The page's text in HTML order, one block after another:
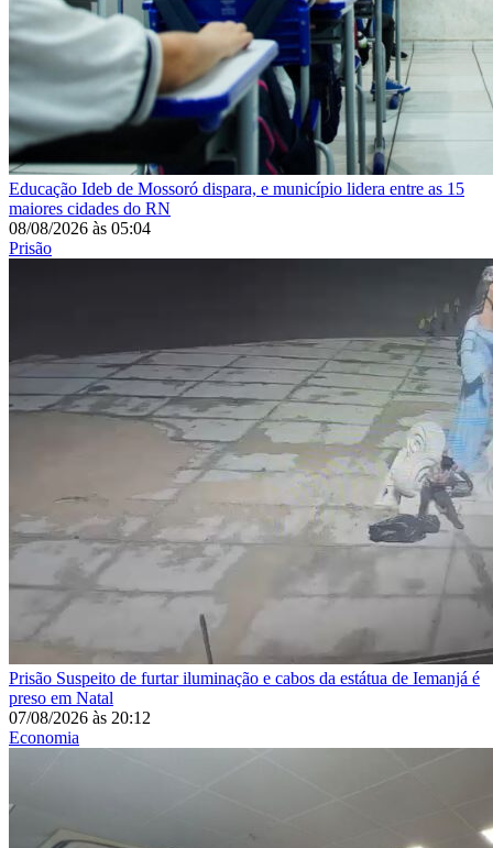
Educação Ideb de Mossoró dispara, e município lidera entre as 15
maiores cidades do RN
08/08/2026 às 05:04
Prisão
Prisão Suspeito de furtar iluminação e cabos da estátua de Iemanjá é
preso em Natal
07/08/2026 às 20:12
Economia